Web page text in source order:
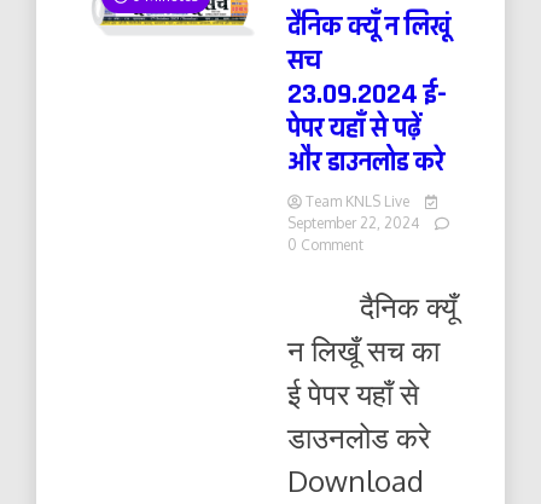
दैनिक क्यूँ न लिखूं
सच
23.09.2024 ई-
पेपर यहाँ से पढ़ें
और डाउनलोड करे
Team KNLS Live
September 22, 2024
0 Commenton
क्यूँ
न
सच
23.09.2024
ई-
पेपर
यहाँ
पढ़ें
दैनिक क्यूँ
न लिखूँ सच का
ई पेपर यहाँ से
डाउनलोड करे
Download